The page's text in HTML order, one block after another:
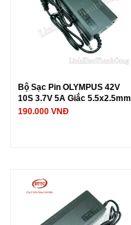
Bộ Sạc Pin OLYMPUS 42V
10S 3.7V 5A Giắc 5.5x2.5mm
190.000 VNĐ